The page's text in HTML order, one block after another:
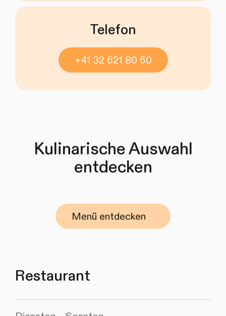
Telefon
+41 32 621 80 50
Kulinarische Auswahl
entdecken
Menü entdecken
Restaurant